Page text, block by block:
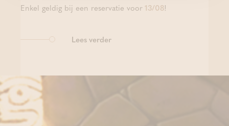
Enkel geldig bij een reservatie voor 13/08!
Lees verder